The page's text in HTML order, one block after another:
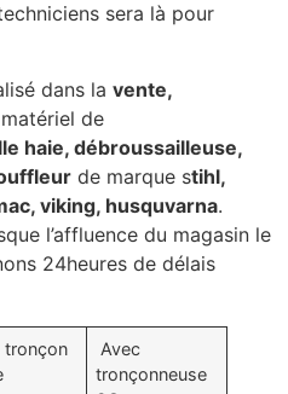
sera là pour
dans la vente,
de
haie, débroussailleuse,
de marque stihl,
viking, husquvarna.
l’affluence du magasin le
24heures de délais
tronçon
Avec
tronçonneuse